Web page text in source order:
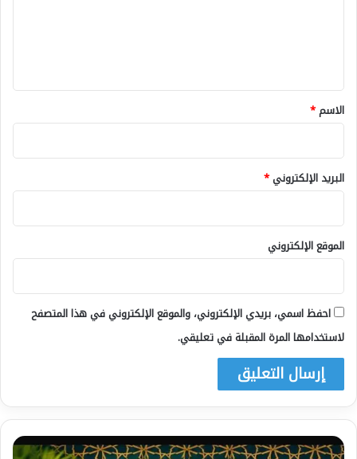
*
الاسم*
البريد الإلكتروني*
الموقع الإلكتروني
احفظ اسمي، بريدي الإلكتروني، والموقع الإلكتروني في هذا المتصفح
لاستخدامها المرة المقبلة في تعليقي.